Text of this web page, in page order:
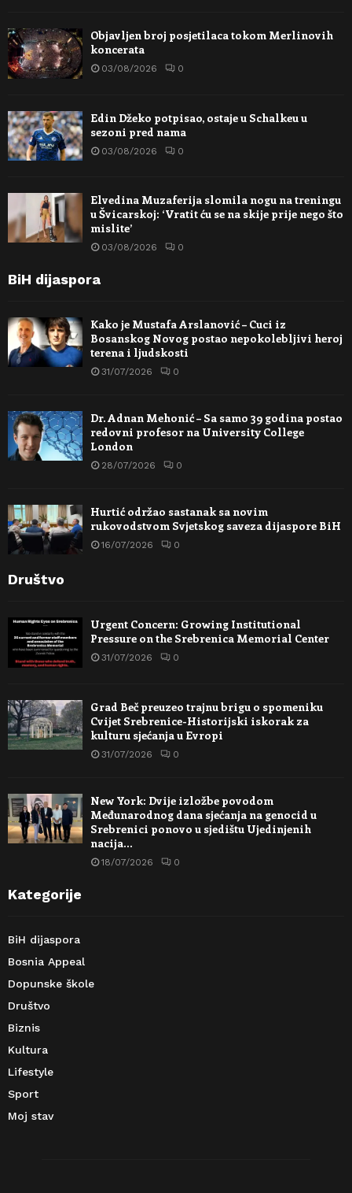
Objavljen broj posjetilaca tokom Merlinovih
koncerata
03/08/2026 0
Edin Džeko potpisao, ostaje u Schalkeu u
sezoni pred nama
03/08/2026 0
Elvedina Muzaferija slomila nogu na treningu
u Švicarskoj: ‘Vratit ću se na skije prije nego što
mislite’
03/08/2026 0
BiH dijaspora
Kako je Mustafa Arslanović – Cuci iz
Bosanskog Novog postao nepokolebljivi heroj
terena i ljudskosti
31/07/2026 0
Dr. Adnan Mehonić – Sa samo 39 godina postao
redovni profesor na University College
London
28/07/2026 0
Hurtić održao sastanak sa novim
rukovodstvom Svjetskog saveza dijaspore BiH
16/07/2026 0
Društvo
Urgent Concern: Growing Institutional
Pressure on the Srebrenica Memorial Center
31/07/2026 0
Grad Beč preuzeo trajnu brigu o spomeniku
Cvijet Srebrenice-Historijski iskorak za
kulturu sjećanja u Evropi
31/07/2026 0
New York: Dvije izložbe povodom
Međunarodnog dana sjećanja na genocid u
Srebrenici ponovo u sjedištu Ujedinjenih
nacija…
18/07/2026 0
Kategorije
BiH dijaspora
Bosnia Appeal
Dopunske škole
Društvo
Biznis
Kultura
Lifestyle
Sport
Moj stav